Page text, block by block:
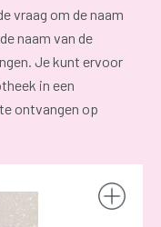
vraag om de naam
naam van de
Je kunt ervoor
in een
ontvangen op